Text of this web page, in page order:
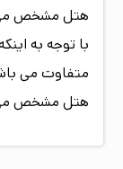
هتل مشخص
با توجه به
متفاوت می
هتل مشخص